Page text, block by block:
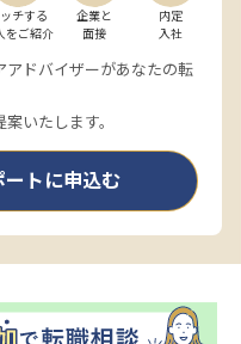
チする
をご紹介
企業と
面接
内定
入社
アドバイザーがあなたの転
いたします。
ートに申込む